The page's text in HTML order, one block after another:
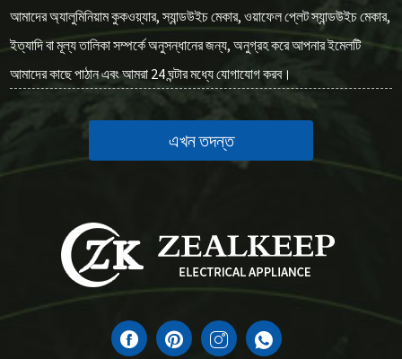
আমাদের অ্যালুমিনিয়াম কুকওয়্যার, স্যান্ডউইচ মেকার, ওয়াফেল প্লেট স্যান্ডউইচ মেকার,
ইত্যাদি বা মূল্য তালিকা সম্পর্কে অনুসন্ধানের জন্য, অনুগ্রহ করে আপনার ইমেলটি
আমাদের কাছে পাঠান এবং আমরা 24 ঘন্টার মধ্যে যোগাযোগ করব।
এখন তদন্ত